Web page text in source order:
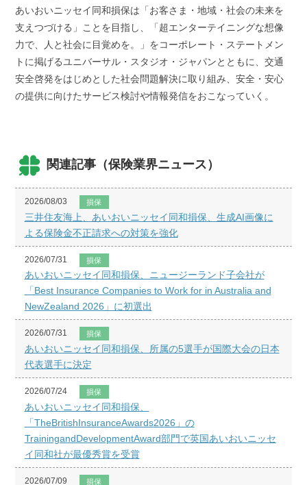
あいおいニッセイ同和損保は「お客さま・地域・社会の未来を
支えつづける」ことを目指し、「超エンターテイニングな想像
力で、人と社会に目覚めを。」をコーポレート・ステートメン
トに掲げるユニバーサル・スタジオ・ジャパンとともに、交通
安全啓発をはじめとした社会問題解決に取り組み、安全・安心
の提供に向けたサービス検討や情報発信をおこなっていく。
関連記事（保険業界ニュース）
2026/08/03 損保
三井住友海上、あいおいニッセイ同和損保、生成AI画像に
よる保険金不正請求への対策を強化
2026/07/31 損保
あいおいニッセイ同和損保、ニュージーランド子会社が
「Best Insurance Companies to Work for in Australia and
NewZealand 2026」に初選出
2026/07/31 損保
あいおいニッセイ同和損保、所属の5選手が国際大会の日本
代表選手に決定
2026/07/24 損保
あいおいニッセイ同和損保、
「TheBritishInsuranceAwards2026」の
TrainingandDevelopmentAward部門で英国あいおいニッセ
イ同和社が最優秀賞を受賞
2026/07/09 損保